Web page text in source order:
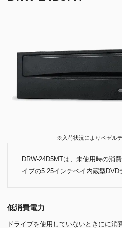
※入荷状況によりベゼル
DRW-24D5MTは、未使用時の消
イプの5.25インチベイ内蔵型DVD
低消費電力
ドライブを使用していないときにに消